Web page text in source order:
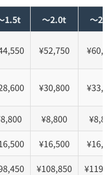
1.5t ～2.0t
～
¥52,750
¥30,800
¥8,800
¥16,500
¥108,850